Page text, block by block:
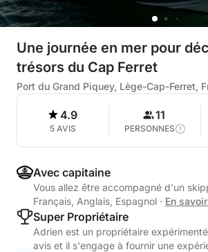
Une journée en mer pour
trésors du Cap Ferret
Port du Grand Piquey, Lège-Cap-Ferret,
4.9
5 AVIS
11
PERSONNES
Avec capitaine
Vous allez être accompagné d'un
Français, Anglais, Espagnol · En
Super Propriétaire
Adrien est un propriétaire
avis et il s'engage à fournir une